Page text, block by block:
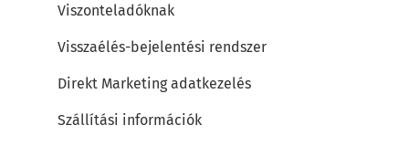
Viszonteladóknak
Visszaélés-bejelentési rendszer
Direkt Marketing adatkezelés
Szállítási információk